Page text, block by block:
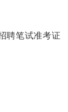
聘笔试准考证